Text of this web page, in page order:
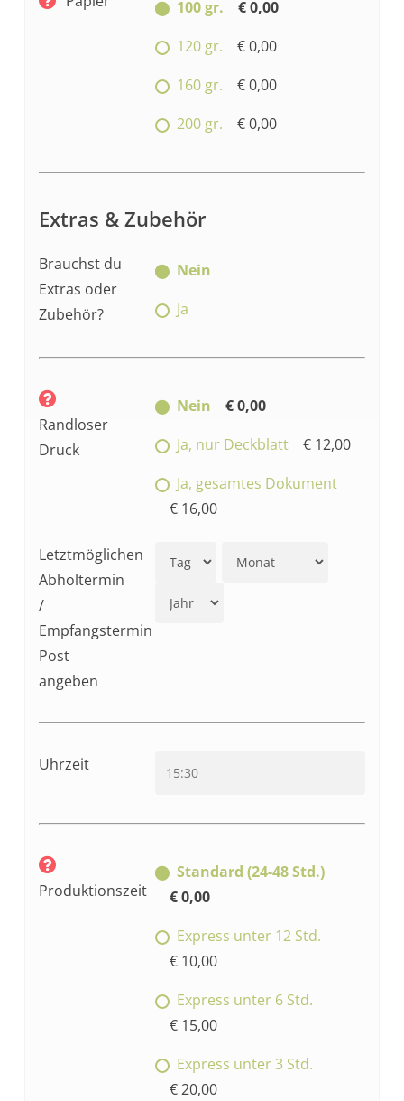
100 gr.
€ 0,00
120 gr.
€ 0,00
160 gr.
€ 0,00
200 gr.
€ 0,00
Extras & Zubehör
Brauchst du
Extras oder
Zubehör?
Nein
Ja
Randloser
Druck
Nein
€ 0,00
Ja, nur Deckblatt
€ 12,00
Ja, gesamtes Dokument
€ 16,00
Letztmöglichen
Abholtermin
/
Empfangstermin
Post
angeben
Uhrzeit
Produktionszeit
Standard (24-48 Std.)
€ 0,00
Express unter 12 Std.
€ 10,00
Express unter 6 Std.
€ 15,00
Express unter 3 Std.
€ 20,00